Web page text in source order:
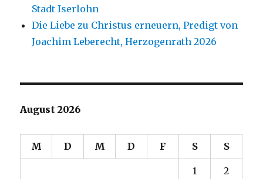
Stadt Iserlohn
Die Liebe zu Christus erneuern, Predigt von
Joachim Leberecht, Herzogenrath 2026
August 2026
M D M D F S S
1 2